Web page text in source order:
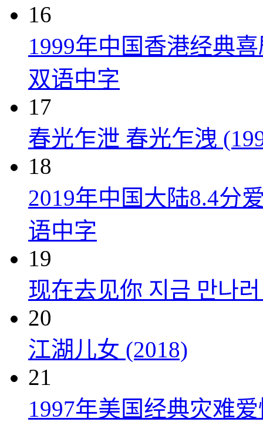
16
1999年中国香港经典
双语中字
17
春光乍泄 春光乍洩
18
2019年中国大陆8.4分
语中字
19
现在去见你 지금 만나
20
江湖儿女 (2018)
21
1997年美国经典灾难